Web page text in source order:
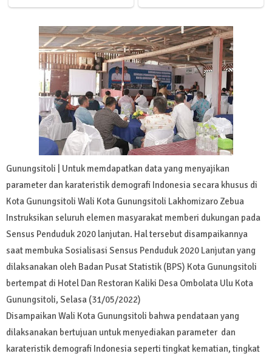
Gunungsitoli | Untuk memdapatkan data yang menyajikan
parameter dan karateristik demografi Indonesia secara khusus di
Kota Gunungsitoli Wali Kota Gunungsitoli Lakhomizaro Zebua
Instruksikan seluruh elemen masyarakat memberi dukungan pada
Sensus Penduduk 2020 lanjutan. Hal tersebut disampaikannya
saat membuka Sosialisasi Sensus Penduduk 2020 Lanjutan yang
dilaksanakan oleh Badan Pusat Statistik (BPS) Kota Gunungsitoli
bertempat di Hotel Dan Restoran Kaliki Desa Ombolata Ulu Kota
Gunungsitoli, Selasa (31/05/2022)
Disampaikan Wali Kota Gunungsitoli bahwa pendataan yang
dilaksanakan bertujuan untuk menyediakan parameter dan
karateristik demografi Indonesia seperti tingkat kematian, tingkat